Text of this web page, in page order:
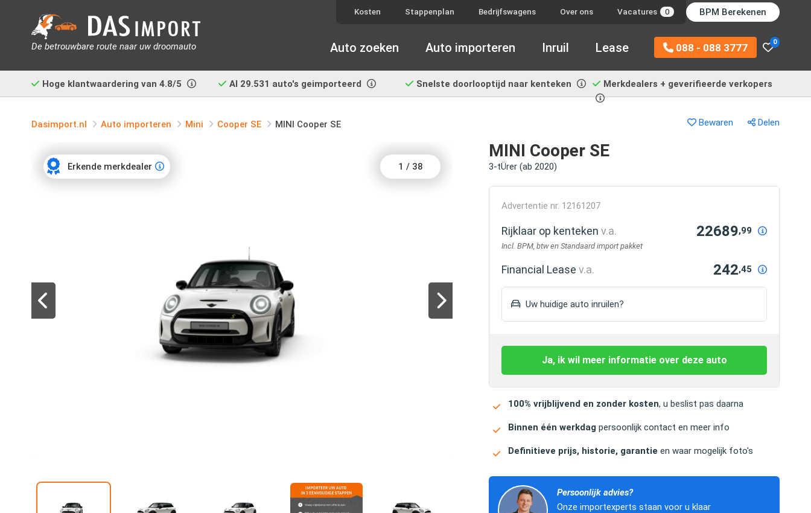
De betrouwbare route naar uw droomauto
Kosten Stappenplan Bedrijfswagens Over ons Vacatures 0 BPM Berekenen
0
088 - 088 3777
Auto zoeken Auto importeren Inruil Lease
Hoge klantwaardering van 4.8/5 Al 29.531 auto's geimporteerd Snelste doorlooptijd naar kenteken Merkdealers + geverifieerde verkopers
Dasimport.nl Auto importeren Mini Cooper SE MINI Cooper SE Bewaren Delen
Erkende merkdealer 1 / 38
MINI Cooper SE
3-tÜrer (ab 2020)
Advertentie nr. 12161207
Rijklaar op kentekenv.a. 22689,99
Incl. BPM, btw en Standaard import pakket
Financial Leasev.a. 242,45
Uw huidige auto inruilen?
Ja, ik wil meer informatie over deze auto
100% vrijblijvend en zonder kosten, u beslist pas daarna
Binnen één werkdag persoonlijk contact en meer info
Definitieve prijs, historie, garantie en waar mogelijk foto's
Persoonlijk advies?
Onze importexperts staan voor u klaar